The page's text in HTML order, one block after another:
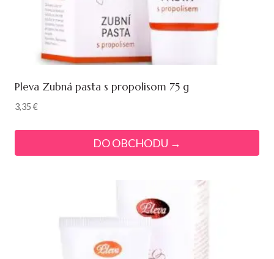
Pleva Zubná pasta s propolisom 75 g
3,35€
DO OBCHODU →